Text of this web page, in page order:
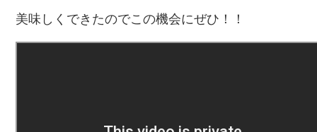
美味しくできたのでこの機会にぜひ！！